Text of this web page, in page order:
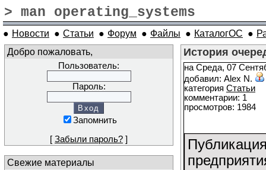
> man operating_systems
● Новости ● Статьи ● Форум ● Файлы ● КаталогОС ●
Добро пожаловать,
Пользователь:
Пароль:
Запомнить
[ Забыли пароль? ]
Свежие материалы
История
на Среда, 07
добавил: Alex N.
категория Статьи
комментарии: 1
просмотров: 1984